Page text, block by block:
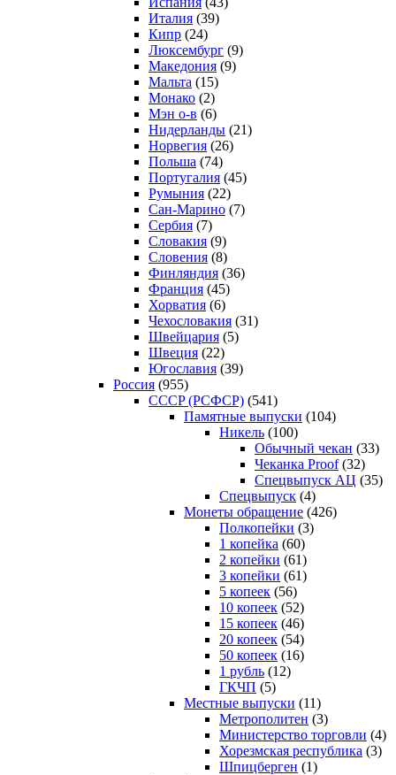
Италия (39)
Кипр (24)
Люксембург (9)
Македония (9)
Мальта (15)
Монако (2)
Мэн о-в (6)
Нидерланды (21)
Норвегия (26)
Польша (74)
Португалия (45)
Румыния (22)
Сан-Марино (7)
Сербия (7)
Словакия (9)
Словения (8)
Финляндия (36)
Франция (45)
Хорватия (6)
Чехословакия (31)
Швейцария (5)
Швеция (22)
Югославия (39)
Россия (955)
CCCP (РСФСР) (541)
Памятные выпуски (104)
Никель (100)
Обычный чекан (33)
Чеканка Proof(32)
Спецвыпуск АЦ (35)
Спецвыпуск (4)
Монеты обращение (426)
Полкопейки (3)
1 копейка (60)
2 копейки (61)
3 копейки (61)
5 копеек (56)
10 копеек (52)
15 копеек (46)
20 копеек (54)
50 копеек (16)
1 рубль (12)
ГКЧП (5)
Местные выпуски (11)
Метрополитен (3)
Министерство торговли (4)
Хорезмская республика (3)
Шпицберген (1)